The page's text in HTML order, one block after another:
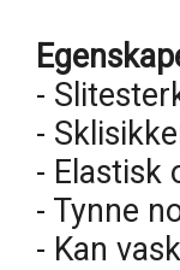
-
-
- Elastisk
- Tynne
- Kan